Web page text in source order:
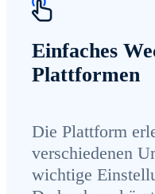
Einfaches
Plattformen
Die Plattform
verschiedenen
wichtige